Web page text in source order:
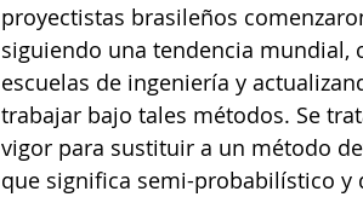
proyectistas brasileños
siguiendo una tendencia mundial,
escuelas de ingeniería y
trabajar bajo tales métodos. Se
vigor para sustituir a un método
que significa semi-probabilístico